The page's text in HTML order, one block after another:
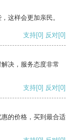
这样会更加亲民。
支持[0] 反对[0]
决，服务态度非常
支持[0] 反对[0]
的价格，买到最合适